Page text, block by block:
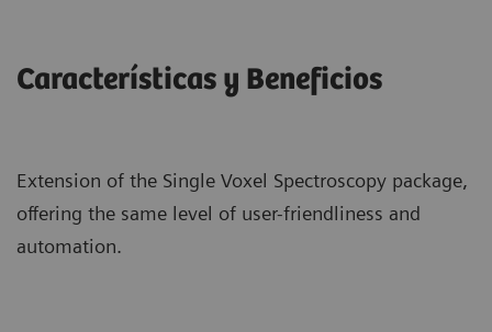
Características y Beneficios
Extension of the Single Voxel Spectroscopy package,
offering the same level of user-friendliness and
automation.